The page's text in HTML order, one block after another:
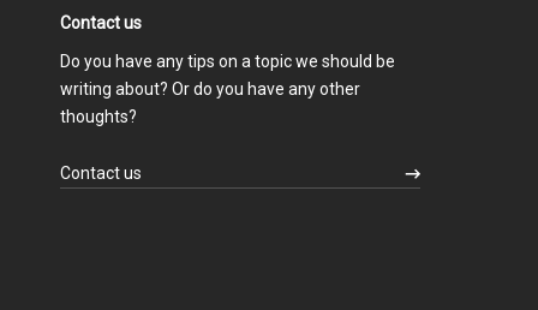
Contact us
Do you have any tips on a topic we should be
writing about? Or do you have any other
thoughts?
Contact us